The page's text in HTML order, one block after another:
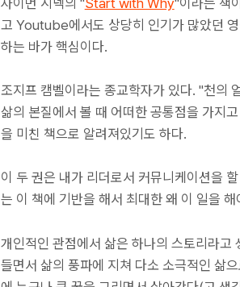
사이먼 시넥의 "Start with Why"이라는 책
고 Youtube에서도 상당히 인기가 많았던
하는 바가 핵심이다.
조지프 캠벨이라는 종교학자가 있다. "천의
삶의 본질에서 볼 때 어떠한 공통점을 가지
을 미친 책으로 알려져있기도 하다.
이 두 권은 내가 리더로서 커뮤니케이션을
는 이 책에 기반을 해서 최대한 왜 이 일을
개인적인 관점에서 삶은 하나의 스토리라고
들면서 삶의 풍파에 지쳐 다소 소극적인 삶